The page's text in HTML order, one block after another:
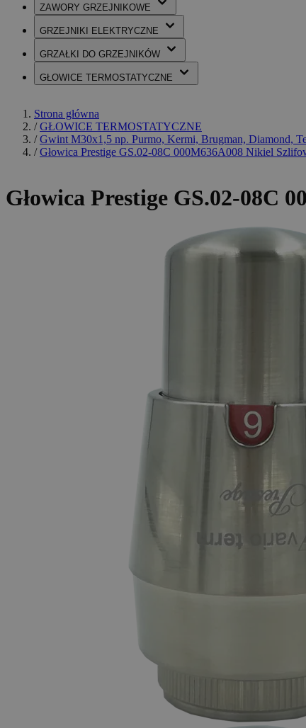
ZAWORY GRZEJNIKOWE
GRZEJNIKI ELEKTRYCZNE
GRZAŁKI DO GRZEJNIKÓW
GŁOWICE TERMOSTATYCZNE
Strona główna
/ GŁOWICE TERMOSTATYCZNE
/ Gwint M30x1,5 np. Purmo, Kermi, Brugman, Diamond,
/ Głowica Prestige GS.02-08C 000M636A008 Nikiel
Głowica Prestige GS.02-08C